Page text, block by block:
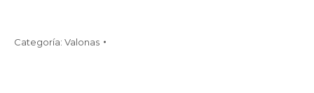
Categoría: Valonas